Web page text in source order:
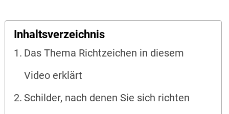
Inhaltsverzeichnis
Das Thema Richtzeichen in diesem
Video erklärt
Schilder, nach denen Sie sich richten